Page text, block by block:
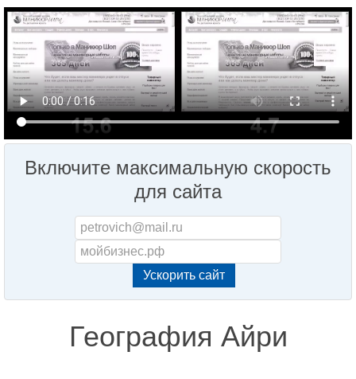
Включите максимальную скорость
для сайта
География Айри